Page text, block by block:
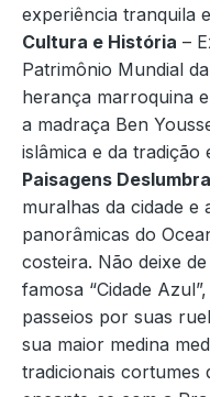
experiência tranquila
Cultura e História –
Patrimônio Mundial
herança marroquina
a madraça Ben
islâmica e da tradição
Paisagens
muralhas da cidade e
panorâmicas do
costeira. Não deixe
famosa “Cidade
passeios por suas
sua maior medina
tradicionais cortumes